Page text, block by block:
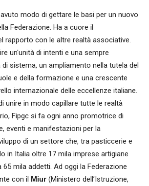
modo di gettare le basi per un nuovo
Federazione. Ha a cuore il
rapporto con le altre realtà associative.
un'unità di intenti e una sempre
sistema, un ampliamento nella tutela del
e della formazione e una crescente
internazionale delle eccellenze italiane.
unire in modo capillare tutte le realtà
Fipgc si fa ogni anno promotrice di
eventi e manifestazioni per la
di un settore che, tra pasticcerie e
in Italia oltre 17 mila imprese artigiane
mila addetti. Ad oggi la Federazione
con il Miur (Ministero dell’Istruzione,